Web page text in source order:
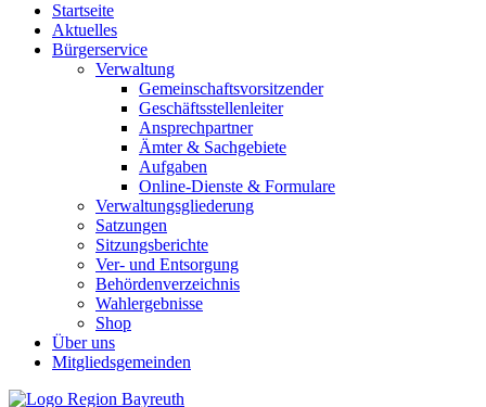
Startseite
Aktuelles
Bürgerservice
Verwaltung
Gemeinschaftsvorsitzender
Geschäftsstellenleiter
Ansprechpartner
Ämter & Sachgebiete
Aufgaben
Online-Dienste & Formulare
Verwaltungsgliederung
Satzungen
Sitzungsberichte
Ver- und Entsorgung
Behördenverzeichnis
Wahlergebnisse
Shop
Über uns
Mitgliedsgemeinden